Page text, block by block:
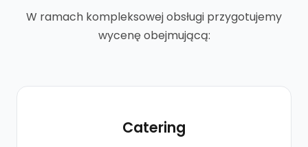
W ramach kompleksowej obsługi przygotujemy
wycenę obejmującą:
Catering